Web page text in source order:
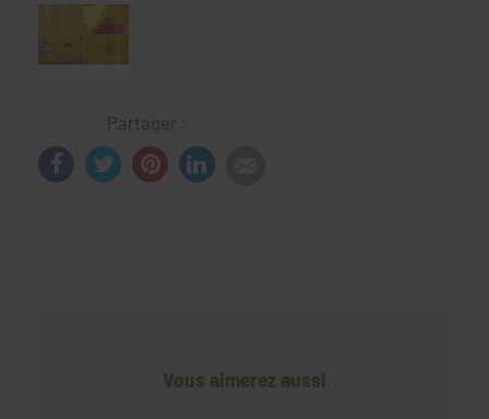
Partager :
Vous aimerez aussi